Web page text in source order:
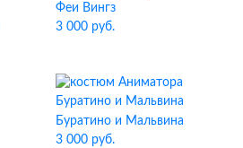
Феи Вингз
3 000 руб.
Буратино и Мальвина
3 000 руб.